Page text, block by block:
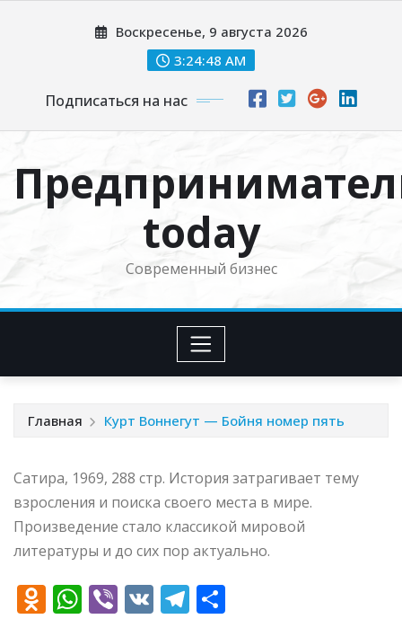
Воскресенье, 9 августа 2026
3:24:49 AM
Подписаться на нас
today
Современный бизнес
Главная Курт Воннегут — Бойня номер пять
Сатира, 1969, 288 стр. История затрагивает тему
взросления и поиска своего места в мире.
Произведение стало классикой мировой
литературы и до сих пор актуально.
O W Vi V T